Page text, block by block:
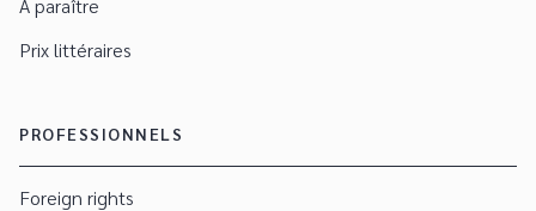
À paraître
Prix littéraires
PROFESSIONNELS
Foreign rights